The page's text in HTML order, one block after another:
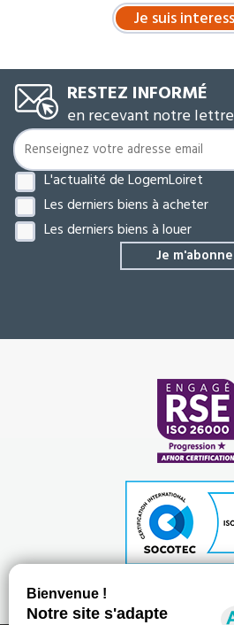
RESTEZ INFORMÉ
en recevant notre lettre
L'actualité de LogemLoiret
Les derniers biens à acheter
Les derniers biens à louer
Plan du site Mentions légales